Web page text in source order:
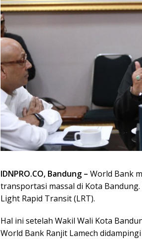
IDNPRO.CO, Bandung – World Bank
transportasi massal di Kota
Light Rapid Transit (LRT).
Hal ini setelah Wakil Wali Kota
World Bank Ranjit Lamech